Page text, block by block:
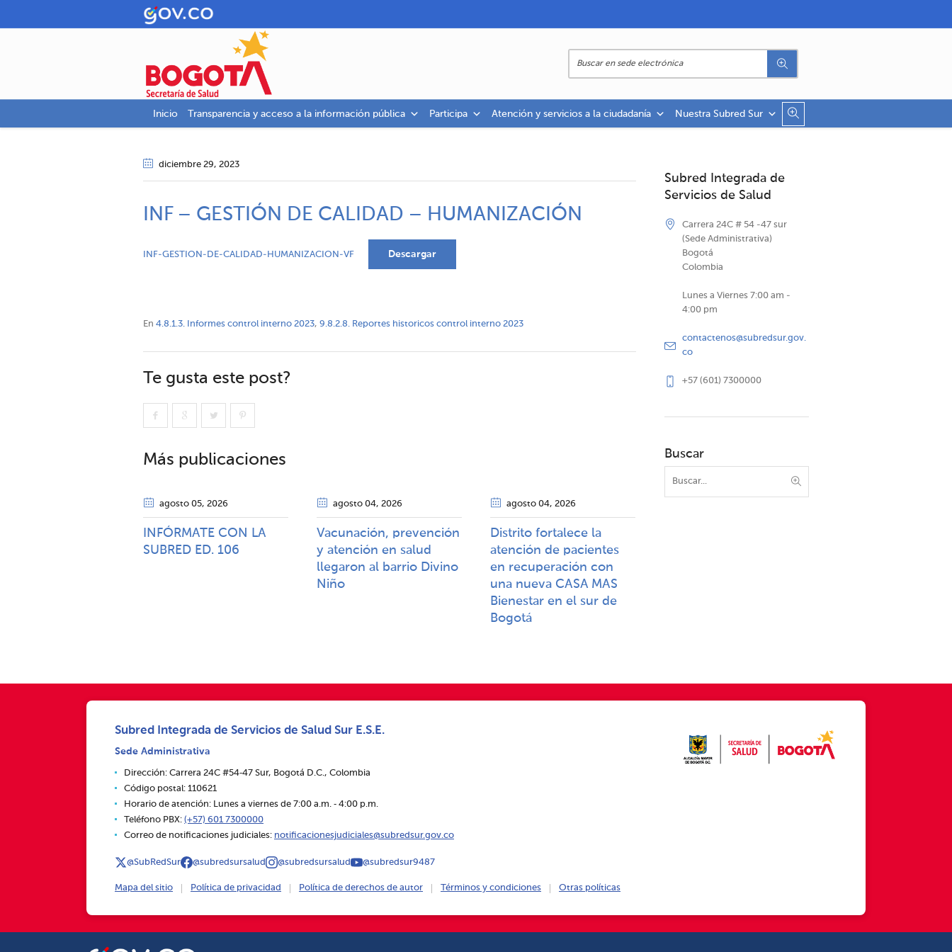
Inicio Transparencia y acceso a la información pública Participa Atención y servicios a la ciudadanía Nuestra Subred Sur
diciembre 29, 2023
INF – GESTIÓN DE CALIDAD – HUMANIZACIÓN
INF-GESTION-DE-CALIDAD-HUMANIZACION-VF Descargar
En 4.8.1.3. Informes control interno 2023, 9.8.2.8. Reportes historicos control interno 2023
Te gusta este post?
Más publicaciones
agosto 05, 2026
INFÓRMATE CON LA
SUBRED ED. 106
agosto 04, 2026
Vacunación, prevención
y atención en salud
llegaron al barrio Divino
Niño
agosto 04, 2026
Distrito fortalece la
atención de pacientes
en recuperación con
una nueva CASA MAS
Bienestar en el sur de
Bogotá
Subred Integrada de
Servicios de Salud
Carrera 24C # 54 -47 sur
(Sede Administrativa)
Bogotá
Colombia
Lunes a Viernes 7:00 am -
4:00 pm
contactenos@subredsur.gov.
co
+57 (601) 7300000
Buscar
Subred Integrada de Servicios de Salud Sur E.S.E.
Sede Administrativa
Dirección: Carrera 24C #54‑47 Sur, Bogotá D.C., Colombia
Código postal: 110621
Horario de atención: Lunes a viernes de 7:00 a.m. ‑ 4:00 p.m.
Teléfono PBX: (+57) 601 7300000
Correo de notificaciones judiciales: notificacionesjudiciales@subredsur.gov.co
@SubRedSur @subredsursalud @subredsursalud @subredsur9487
Mapa del sitio Política de privacidad Política de derechos de autor Términos y condiciones Otras políticas